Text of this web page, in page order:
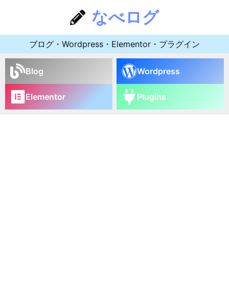
なべログ
ブログ・Wordpress・Elementor・プラグイン
Blog Wordpress
Elementor Plugins